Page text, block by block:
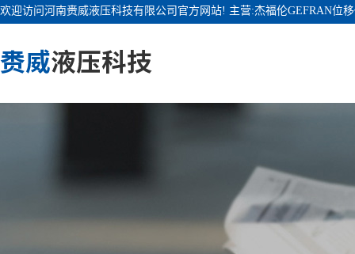
欢迎访问河南赉威液压科技有限公司官方网站! 主营:杰福伦GEFRAN位